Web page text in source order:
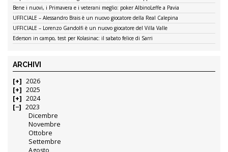
Bene i nuovi, i Primavera e i veterani meglio: poker AlbinoLeffe a Pavia
UFFICIALE – Alessandro Brais è un nuovo giocatore della Real Calepina
UFFICIALE – Lorenzo Gandolfi è un nuovo giocatore del Villa Valle
Ederson in campo, test per Kolasinac: il sabato felice di Sarri
ARCHIVI
2026
2025
2024
2023
Dicembre
Novembre
Ottobre
Settembre